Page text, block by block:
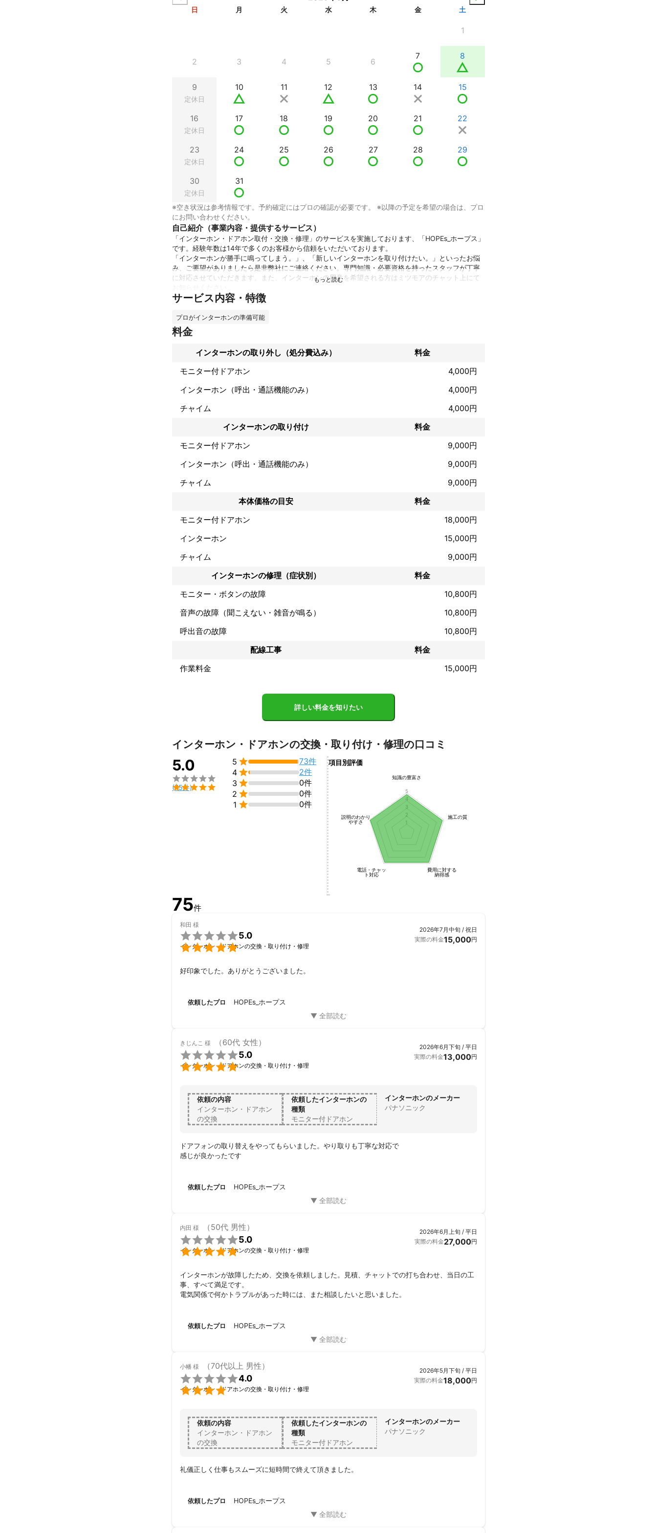
日 月 火 水 木 金 土
1
2 3 4 5 6
7 8
9
定休日
10 11 12 13 14 15
16
定休日
17 18 19 20 21 22
23
定休日
24 25 26 27 28 29
30
定休日
31
※空き状況は参考情報です。予約確定にはプロの確認が必要です。 ※以降の予定を希望の場合は、プロ
にお問い合わせください。
自己紹介（事業内容・提供するサービス）
「インターホン・ドアホン取付・交換・修理」のサービスを実施しております、「HOPEs_ホープス」
です。経験年数は14年で多くのお客様から信頼をいただいております。
「インターホンが勝手に鳴ってしまう。」、「新しいインターホンを取り付けたい。」といったお悩
み、ご要望がありましたら是非弊社にご連絡ください。専門知識・必要資格を持ったスタッフが丁寧
に対応させていただきます。また、インターホンの用意を希望される方はミツモアのチャット上にて
ご依頼を心よりお待ちしております。
空調設備の取付、メンテナンス(クリーニング)
塗装業、防水業他、住宅のリフォーム関係
各種電気工事
アピールポイント
インターホン・ドアホンともに1年間の保証と万が一の損害保険がついております。
女性スタッフの指定も可能ですので、女性スタッフをご希望される方はお気軽に当社にお申し付けく
ぜひよろしくお願いいたします。
サービス内容・特徴
プロがインターホンの準備可能
料金
インターホンの取り外し（処分費込み）
料金
モニター付ドアホン
4,000円
インターホン（呼出・通話機能のみ）
4,000円
チャイム
4,000円
インターホンの取り付け
料金
モニター付ドアホン
9,000円
インターホン（呼出・通話機能のみ）
9,000円
チャイム
9,000円
本体価格の目安
料金
モニター付ドアホン
18,000円
インターホン
15,000円
チャイム
9,000円
インターホンの修理（症状別）
料金
モニター・ボタンの故障
10,800円
音声の故障（聞こえない・雑音が鳴る）
10,800円
呼出音の故障
10,800円
配線工事
料金
作業料金
15,000円
詳しい料金を知りたい
インターホン・ドアホンの交換・取り付け・修理の口コミ
5.0


(75件)
5 
73件
4 
2件
3 
0件
2 
0件
1  0件
項目別評価
知識の豊富さ
施工の質
費用に対する
納得感
電話・チャッ
ト対応
説明のわかり
やすさ
1
2
3
4
5
75件
和田 様


5.0
インターホン・ドアホンの交換・取り付け・修理
2026年7月中旬 / 祝日
実際の料金15,000円
好印象でした。ありがとうございました。
依頼したプロ HOPEs_ホープス
きじんこ 様 （60代 女性）


5.0
インターホン・ドアホンの交換・取り付け・修理
2026年6月下旬 / 平日
実際の料金13,000円
依頼の内容
インターホン・ドアホン
の交換
依頼したインターホンの
種類
モニター付ドアホン
インターホンのメーカー
パナソニック
ドアフォンの取り替えをやってもらいました。やり取りも丁寧な対応で
感じが良かったです
依頼したプロ HOPEs_ホープス
内田 様 （50代 男性）


5.0
インターホン・ドアホンの交換・取り付け・修理
2026年6月上旬 / 平日
実際の料金27,000円
インターホンが故障したため、交換を依頼しました。見積、チャットでの打ち合わせ、当日の工
事、すべて満足です。
電気関係で何かトラブルがあった時には、また相談したいと思いました。
依頼したプロ HOPEs_ホープス
小幡 様 （70代以上 男性）


4.0
インターホン・ドアホンの交換・取り付け・修理
2026年5月下旬 / 平日
実際の料金18,000円
依頼の内容
インターホン・ドアホン
の交換
依頼したインターホンの
種類
モニター付ドアホン
インターホンのメーカー
パナソニック
礼儀正しく仕事もスムーズに短時間で終えて頂きました。
依頼したプロ HOPEs_ホープス